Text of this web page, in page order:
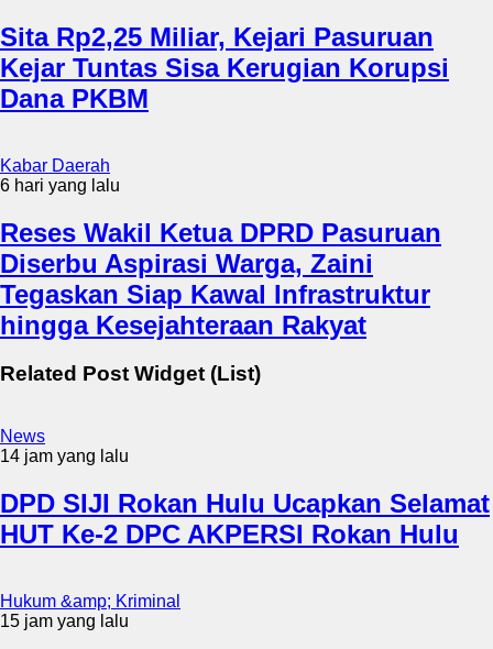
Sita Rp2,25 Miliar, Kejari Pasuruan
Kejar Tuntas Sisa Kerugian Korupsi
Dana PKBM
Kabar Daerah
6 hari yang lalu
Reses Wakil Ketua DPRD Pasuruan
Diserbu Aspirasi Warga, Zaini
Tegaskan Siap Kawal Infrastruktur
hingga Kesejahteraan Rakyat
Related Post Widget (List)
News
14 jam yang lalu
DPD SIJI Rokan Hulu Ucapkan Selamat
HUT Ke-2 DPC AKPERSI Rokan Hulu
Hukum &amp; Kriminal
15 jam yang lalu